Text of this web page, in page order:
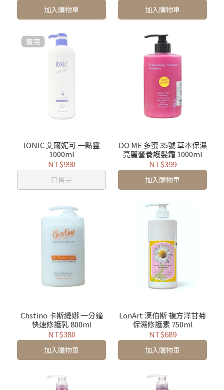
加入購物車 加入購物車
IONIC 艾爾妮可 一點靈
1000ml
NT$990
已售完
DO ME 多蜜 35號 草本保濕
亮麗營養護髮霜 1000ml
NT$399
加入購物車
Chstino 卡斯緹娜 一分鐘
快速修護乳 800ml
NT$380
加入購物車
LonArt 漢伯斯 複方洋甘菊
保濕修護素 750ml
NT$689
加入購物車